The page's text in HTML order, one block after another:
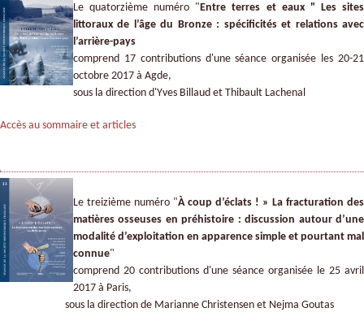
Le quatorzième numéro " Entre terres et eaux " Les sites
littoraux de l’âge du Bronze : spécificités et relations avec
l’arrière-pays
comprend 17 contributions d'une séance organisée les 20-21
octobre 2017 à Agde,
sous la direction d'Yves Billaud et Thibault Lachenal
Accès au sommaire et articles
Le treizième numéro "À coup d’éclats ! » La fracturation des
matières osseuses en préhistoire : discussion autour d’une
modalité d’exploitation en apparence simple et pourtant mal
connue"
comprend 20 contributions d'une séance organisée le 25 avril
2017 à Paris,
sous la direction de Marianne Christensen et Nejma Goutas